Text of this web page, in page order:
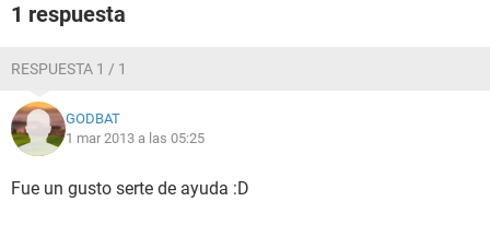
1 respuesta
RESPUESTA 1 / 1
GODBAT
1 mar 2013 a las 05:25
Fue un gusto serte de ayuda :D